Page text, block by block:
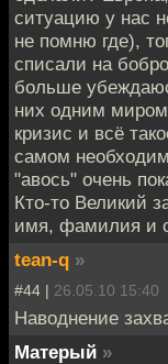
ситуацию у нас
не помню где),
списали на
больше
них одним
кризис и всё
самом
"авось" очень
Кто-то Великий
имя, фамилия и
tean-q »
#44 | 26.05.10 15:40
Наводнение
Матерый »